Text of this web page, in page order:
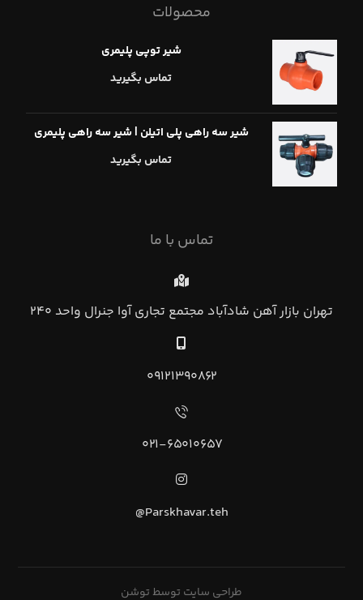
محصولات
شیر توپی پلیمری
تماس بگیرید
شیر سه راهی پلی اتیلن | شیر سه راهی پلیمری
تماس بگیرید
تماس با ما
تهران بازار آهن شادآباد مجتمع تجاري آوا جنرال واحد ۲۴۰
۰۹۱۲۱۳۹۰۸۶۲
۰۲۱-۶۵۰۱۰۶۵۷
Parskhavar.teh@
طراحی سایت توسط توشن